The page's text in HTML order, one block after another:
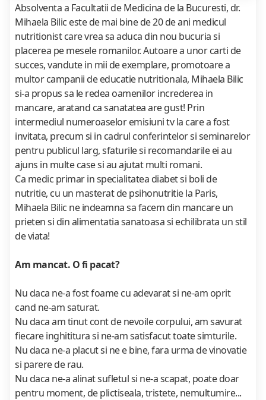
Absolventa a Facultatii de Medicina de la Bucuresti, dr.
Mihaela Bilic este de mai bine de 20 de ani medicul
nutritionist care vrea sa aduca din nou bucuria si
placerea pe mesele romanilor. Autoare a unor carti de
succes, vandute in mii de exemplare, promotoare a
multor campanii de educatie nutritionala,­ Mihaela Bilic
si-a propus sa le redea oamenilor increderea in
mancare, aratand ca sanatatea are gust! Prin
intermediul numeroaselor emisiuni tv la care a fost
invitata, precum si in cadrul conferintelor si seminarelor
pentru publicul larg, sfaturile si recomandarile ei au
ajuns in multe case si au ajutat multi romani.
Ca medic primar in specialitatea diabet si boli de
nutritie, cu un masterat de psihonutritie la Paris,
Mihaela Bilic ne indeamna sa facem din mancare un
prieten si din alimentatia sanatoasa si echilibrata un stil
de viata!
Am mancat. O fi pacat?
Nu daca ne-a fost foame cu adevarat si ne-am oprit
cand ne-am saturat.
Nu daca am tinut cont de nevoile corpului, am savurat
fiecare inghititura si ne-am satisfacut toate simturile.
Nu daca ne-a placut si ne e bine, fara urma de vinovatie
si parere de rau.
Nu daca ne-a alinat sufletul si ne-a scapat, poate doar
pentru moment, de plictiseala, tristete, nemultumire...